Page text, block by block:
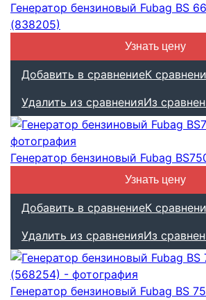
Генератор бензиновый Fubag BS
(838205)
Узнать цену
Добавить в сравнениеК
Удалить из сравненияИз
Генератор бензиновый Fubag
Узнать цену
Добавить в сравнениеК
Удалить из сравненияИз
Генератор бензиновый Fubag BS